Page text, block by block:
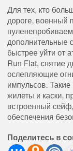
Для тех, кто
дороге, военный
дополнительные
быстрее уйти от
Run Flat, снятие
ослепляющие
импульсов.
жилеты и каски,
встроенный
обеспечения
Поделитесь в